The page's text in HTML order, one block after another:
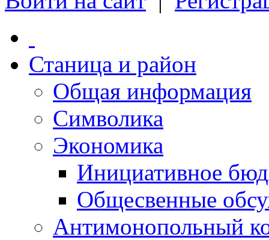
Станица и район
Общая информация
Символика
Экономика
Инициативное
Общесвенные
Антимонопольный